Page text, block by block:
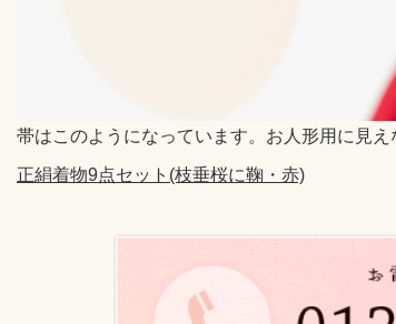
帯はこのようになっています。お人形用に見
正絹着物9点セット(枝垂桜に鞠・赤)